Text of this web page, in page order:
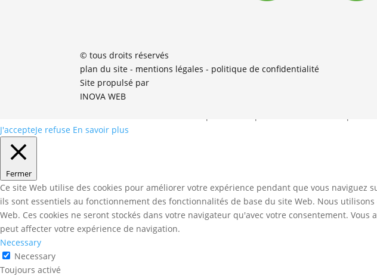
© tous droits réservés
plan du site - mentions légales- politique de confidentialité
Site propulsé par
INOVA WEB
J'accepteJe refuse En savoir plus
Fermer
Ce site Web utilise des cookies pour améliorer votre expérience pendant que vous naviguez
ils sont essentiels au fonctionnement des fonctionnalités de base du site Web. Nous
Web. Ces cookies ne seront stockés dans votre navigateur qu'avec votre consentement.
peut affecter votre expérience de navigation.
Necessary
Necessary
Toujours activé